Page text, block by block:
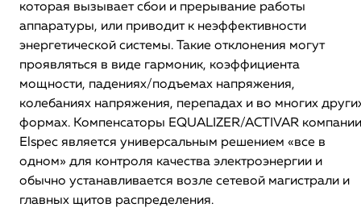
которая вызывает сбои и прерывание работы
аппаратуры, или приводит к неэффективности
энергетической системы. Такие отклонения могут
проявляться в виде гармоник, коэффициента
мощности, падениях/подъемах напряжения,
колебаниях напряжения, перепадах и во многих
формах. Компенсаторы EQUALIZER/ACTIVAR компании
Elspec является универсальным решением «все в
одном» для контроля качества электроэнергии и
обычно устанавливается возле сетевой магистрали и
главных щитов распределения.